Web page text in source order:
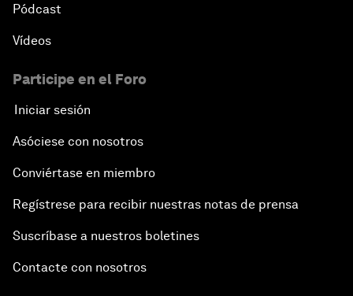
Pódcast
Vídeos
Participe en el Foro
Iniciar sesión
Asóciese con nosotros
Conviértase en miembro
Regístrese para recibir nuestras notas de prensa
Suscríbase a nuestros boletines
Contacte con nosotros